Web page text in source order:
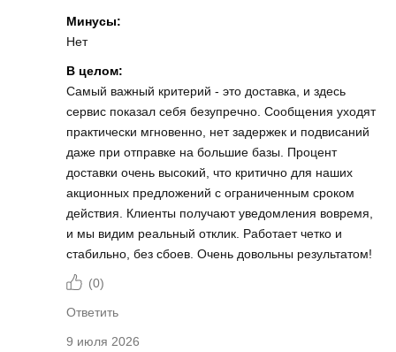
Минусы:
Нет
В целом:
Самый важный критерий - это доставка, и здесь
сервис показал себя безупречно. Сообщения уходят
практически мгновенно, нет задержек и подвисаний
даже при отправке на большие базы. Процент
доставки очень высокий, что критично для наших
акционных предложений с ограниченным сроком
действия. Клиенты получают уведомления вовремя,
и мы видим реальный отклик. Работает четко и
стабильно, без сбоев. Очень довольны результатом!
(0)
Ответить
9 июля 2026